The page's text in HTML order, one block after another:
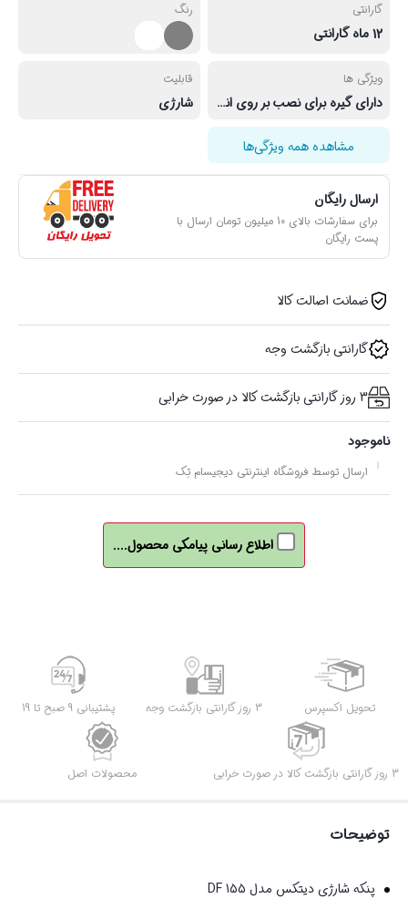
گارانتی
12 ماه گارانتی
رنگ
ویژگی ها
دارای گیره برای نصب بر روی انواع سطوح
قابلیت
شارژی
مشاهده همه ویژگی‌ها
ارسال رایگان
برای سفارشات بالای 10 میلیون تومان ارسال با
پست رایگان
ضمانت اصالت کالا
گارانتی بازگشت وجه
3 روز گارانتی بازگشت کالا در صورت خرابی
ناموجود
ارسال توسط فروشگاه اینترنتی دیجیسام تِک
اطلاع رسانی پیامکی محصول....
تحویل اکسپرس 3 روز گارانتی بازگشت وجه پشتیبانی 9 صبح تا 19
3 روز گارانتی بازگشت کالا در صورت خرابی محصولات اصل
توضیحات
پنکه شارژی دیتکس مدل DF 155